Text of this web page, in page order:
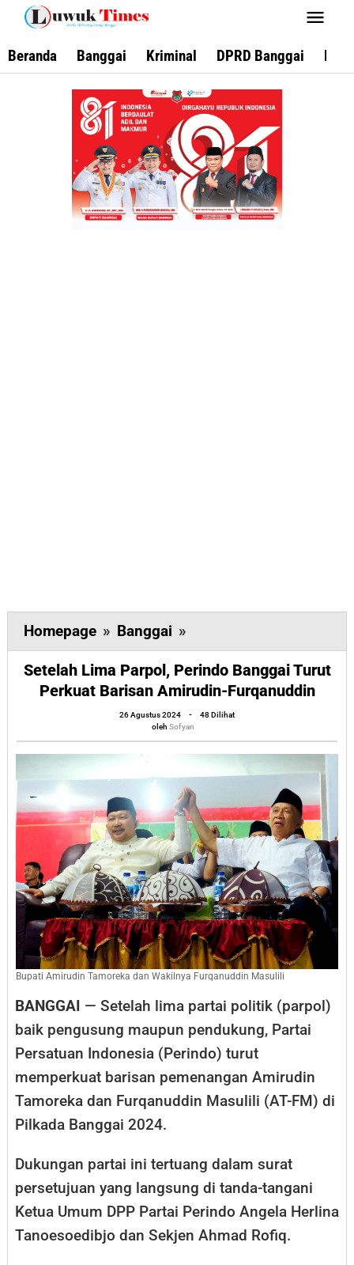
Lewati
konten
Beranda Banggai Kriminal DPRD Banggai
Homepage » Banggai »
Lima
Parpol,
Perindo
Banggai
Turut
Perkuat
Barisan
Amirudin-
Furqanuddin
Setelah Lima Parpol, Perindo Banggai Turut
Perkuat Barisan Amirudin-Furqanuddin
26 Agustus 2024
oleh
Sofyan
-
48 Dilihat
oleh Sofyan
Bupati Amirudin Tamoreka dan Wakilnya Furqanuddin Masulili
BANGGAI — Setelah lima partai politik (parpol)
baik pengusung maupun pendukung, Partai
Persatuan Indonesia (Perindo) turut
memperkuat barisan pemenangan Amirudin
Tamoreka dan Furqanuddin Masulili (AT-FM) di
Pilkada Banggai 2024.
Dukungan partai ini tertuang dalam surat
persetujuan yang langsung di tanda-tangani
Ketua Umum DPP Partai Perindo Angela Herlina
Tanoesoedibjo dan Sekjen Ahmad Rofiq.